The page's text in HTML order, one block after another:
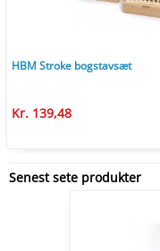
HBM Stroke bogstavsæt
Kr. 139,48
Senest sete produkter